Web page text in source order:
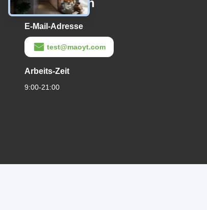
Corporation
E-Mail-Adresse
test@maoyt.com
Arbeits-Zeit
9:00-21:00